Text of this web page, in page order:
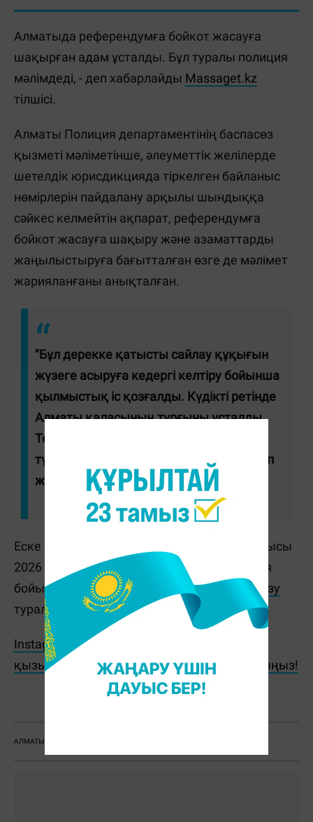
Алматыда референдумға бойкот жасауға
шақырған адам ұсталды. Бұл туралы полиция
мәлімдеді, - деп хабарлайды Massaget.kz
тілшісі.
Алматы Полиция департаментінің баспасөз
қызметі мәліметінше, әлеуметтік желілерде
шетелдік юрисдикцияда тіркелген байланыс
нөмірлерін пайдалану арқылы шындыққа
сәйкес келмейтін ақпарат, референдумға
бойкот жасауға шақыру және азаматтарды
жаңылыстыруға бағытталған өзге де мәлімет
жарияланғаны анықталған.
"Бұл дерекке қатысты сайлау құқығын
жүзеге асыруға кедергі келтіру бойынша
қылмыстық іс қозғалды. Күдікті ретінде
Алматы қаласының тұрғыны ұсталды.
Тергеу нәтижесінде оның әрекетіне
түпкілікті құқықтық баға беріледі", - деп
жазылған полиция хабарламасында.
Еске салайық, бұған дейін Мемлекет басшысы
2026 жылы 15 наурызда жаңа Конституция
бойынша
республикалық референдум өткiзу
туралы жарлыққа қол қойды.
Instagram парақшамызға жазылып, ең
қызықты ақпараттарды бірінші болып оқыңыз!
Ж. Қадыржанова
АЛМАТЫ